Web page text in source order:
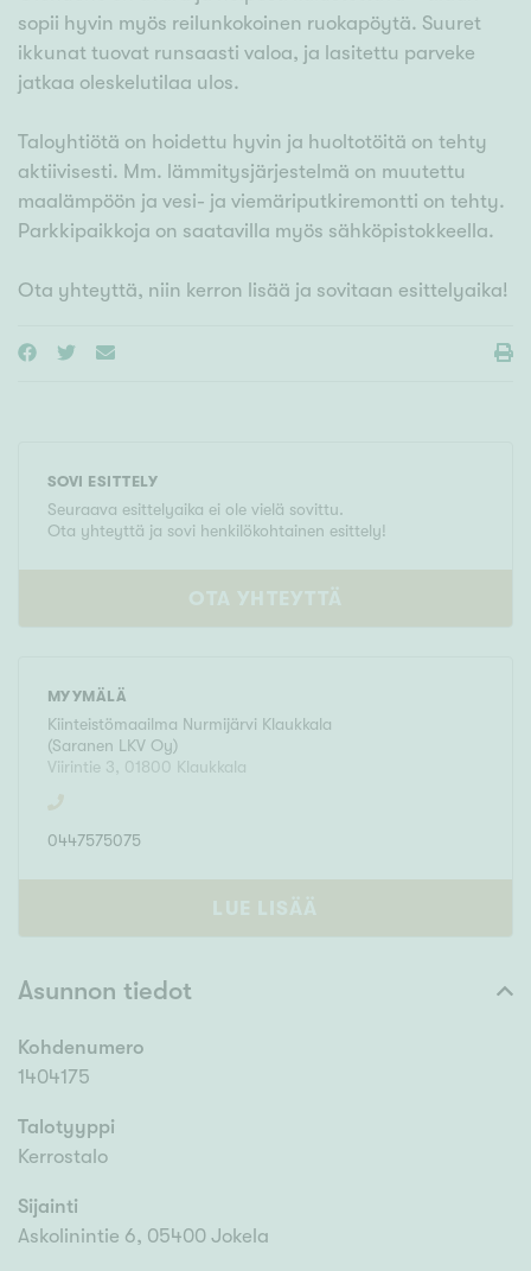
sopii hyvin myös reilunkokoinen ruokapöytä. Suuret
ikkunat tuovat runsaasti valoa, ja lasitettu parveke
jatkaa oleskelutilaa ulos.
Taloyhtiötä on hoidettu hyvin ja huoltotöitä on tehty
aktiivisesti. Mm. lämmitysjärjestelmä on muutettu
maalämpöön ja vesi- ja viemäriputkiremontti on tehty.
Parkkipaikkoja on saatavilla myös sähköpistokkeella.
Ota yhteyttä, niin kerron lisää ja sovitaan esittelyaika!
SOVI ESITTELY
Seuraava esittelyaika ei ole vielä sovittu.
Ota yhteyttä ja sovi henkilökohtainen esittely!
OTA YHTEYTTÄ
MYYMÄLÄ
Kiinteistömaailma Nurmijärvi Klaukkala
(Saranen LKV Oy)
Viirintie 3, 01800 Klaukkala
0447575075
LUE LISÄÄ
Asunnon tiedot
Kohdenumero
1404175
Talotyyppi
Kerrostalo
Sijainti
Askolinintie 6, 05400 Jokela